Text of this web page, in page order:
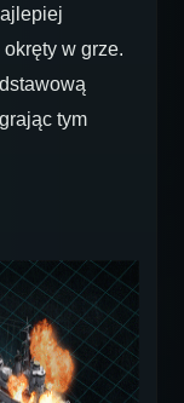
w grze.
tym